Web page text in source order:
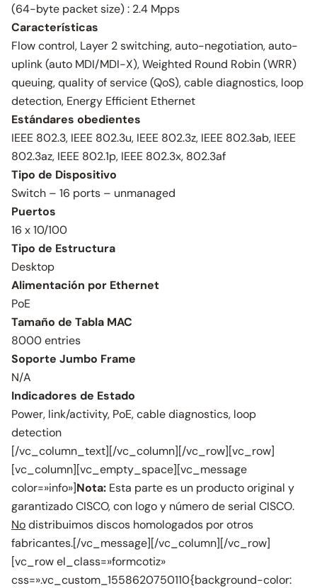
(64-byte packet size) : 2.4 Mpps
Características
Flow control, Layer 2 switching, auto-negotiation, auto-
uplink (auto MDI/MDI-X), Weighted Round Robin (WRR)
queuing, quality of service (QoS), cable diagnostics, loop
detection, Energy Efficient Ethernet
Estándares obedientes
IEEE 802.3, IEEE 802.3u, IEEE 802.3z, IEEE 802.3ab, IEEE
802.3az, IEEE 802.1p, IEEE 802.3x, 802.3af
Tipo de Dispositivo
Switch – 16 ports – unmanaged
Puertos
16 x 10/100
Tipo de Estructura
Desktop
Alimentación por Ethernet
PoE
Tamaño de Tabla MAC
8000 entries
Soporte Jumbo Frame
N/A
Indicadores de Estado
Power, link/activity, PoE, cable diagnostics, loop
detection
[/vc_column_text][/vc_column][/vc_row][vc_row]
[vc_column][vc_empty_space][vc_message
color=»info»]Nota: Esta parte es un producto original y
garantizado CISCO, con logo y número de serial CISCO.
Nodistribuimos discos homologados por otros
fabricantes.[/vc_message][/vc_column][/vc_row]
[vc_row el_class=»formcotiz»
css=».vc_custom_1558620750110{background-color: